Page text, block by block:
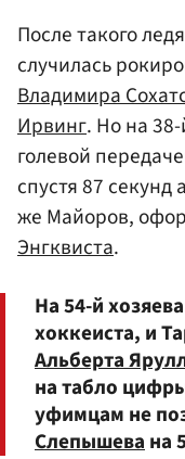
После такого
случилась
Владимира
Ирвинг. Но на
голевой
спустя 87
же Майоров,
Энгквиста.
На 54-й
хоккеиста, и
Альберта
на табло
уфимцам не
Слепышевана